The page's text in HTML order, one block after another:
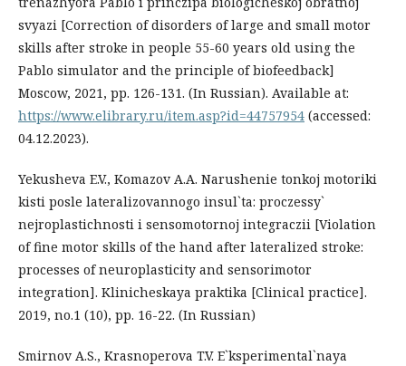
svyazi [Correction of disorders of large and small motor
skills after stroke in people 55-60 years old using the
Pablo simulator and the principle of biofeedback]
Moscow, 2021, pp. 126-131. (In Russian). Available at:
https://www.elibrary.ru/item.asp?id=44757954 (accessed:
04.12.2023).
Yekusheva E.V., Komazov A.A. Narushenie tonkoj motoriki
kisti posle lateralizovannogo insul`ta: proczessy`
nejroplastichnosti i sensomotornoj integraczii [Violation
of fine motor skills of the hand after lateralized stroke:
processes of neuroplasticity and sensorimotor
integration]. Klinicheskaya praktika [Clinical practice].
2019, no.1 (10), pp. 16-22. (In Russian)
Smirnov A.S., Krasnoperova T.V. E`ksperimental`naya